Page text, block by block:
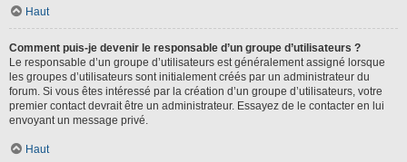
Haut
Comment puis-je devenir le responsable d’un groupe d’utilisateurs ?
Le responsable d’un groupe d’utilisateurs est généralement assigné lorsque
les groupes d’utilisateurs sont initialement créés par un administrateur du
forum. Si vous êtes intéressé par la création d’un groupe d’utilisateurs, votre
premier contact devrait être un administrateur. Essayez de le contacter en lui
envoyant un message privé.
Haut